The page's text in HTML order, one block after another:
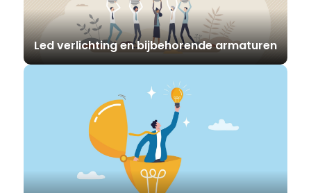
Led verlichting en bijbehorende armaturen